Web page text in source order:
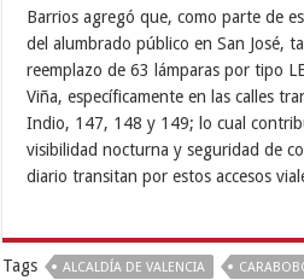
Barrios agregó que, como parte de
del alumbrado público en San José,
reemplazo de 63 lámparas por tipo
Viña, específicamente en las calles
Indio, 147, 148 y 149; lo cual
visibilidad nocturna y seguridad de
diario transitan por estos accesos
Tags ALCALDÍA DE VALENCIA